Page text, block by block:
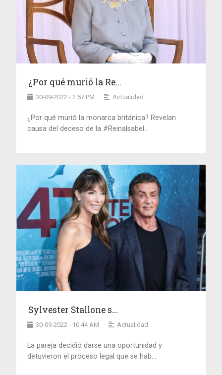
¿Por qué murió la Re...
30-09-2022 - 2:57 PM Actualidad
¿Por qué murió la monarca británica? Revelan
causa del deceso de la #ReinaIsabel...
Sylvester Stallone s...
30-09-2022 - 10:44 AM Actualidad
La pareja decidió darse una oportunidad y
detuvieron el proceso legal que se hab...